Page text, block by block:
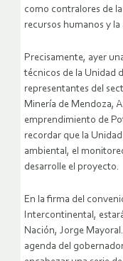
como contralores de
recursos humanos y
Precisamente, ayer
técnicos de la Unidad
representantes del
Minería de Mendoza,
emprendimiento de
recordar que la
ambiental, el
desarrolle el proyecto.
En la firma del
Intercontinental,
Nación, Jorge
agenda del